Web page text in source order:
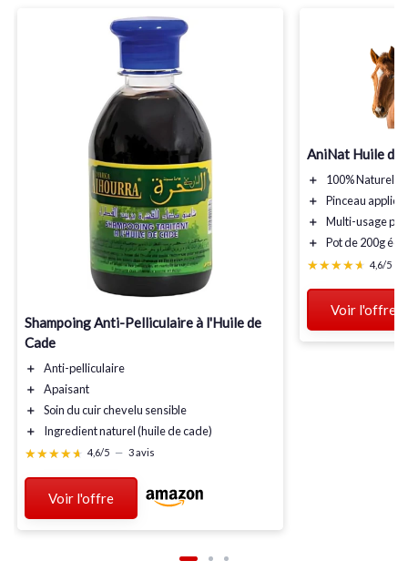
Shampoing Anti-Pelliculaire à l'Huile de
Cade
＋
Anti-pelliculaire
＋
Apaisant
＋
Soindu cuir chevelu sensible
＋
Ingredient naturel(huile de cade)
★★★★★
★★★★★ 4,6/5 — 3 avis
Voir l'offre
AniNat Huile de
＋
100% Naturelle
＋
Pinceau
＋
Multi-usage
＋
Pot de 200g
★★★★★
★★★★★ 4,6/5
Voir l'offre